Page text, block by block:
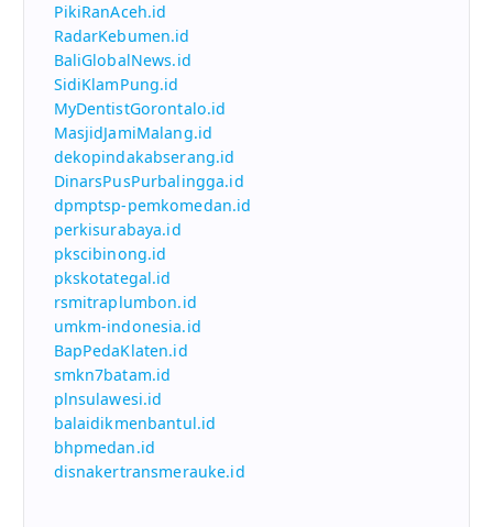
PikiRanAceh.id
RadarKebumen.id
BaliGlobalNews.id
SidiKlamPung.id
MyDentistGorontalo.id
MasjidJamiMalang.id
dekopindakabserang.id
DinarsPusPurbalingga.id
dpmptsp-pemkomedan.id
perkisurabaya.id
pkscibinong.id
pkskotategal.id
rsmitraplumbon.id
umkm-indonesia.id
BapPedaKlaten.id
smkn7batam.id
plnsulawesi.id
balaidikmenbantul.id
bhpmedan.id
disnakertransmerauke.id